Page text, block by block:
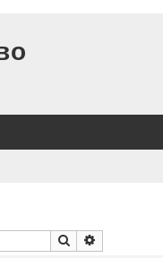
Поиск